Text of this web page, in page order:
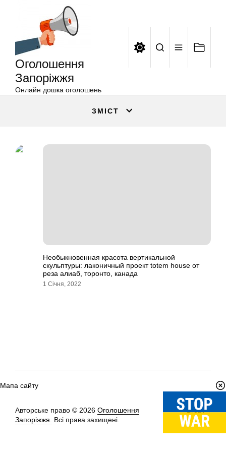
Оголошення
Запоріжжя
Онлайн дошка оголошень
ЗМІСТ
Необыкновенная красота вертикальной
скульптуры: лаконичный проект totem house от
реза алиаб, торонто, канада
1 Січня, 2022
Мапа сайту
Авторське право © 2026 Оголошення
Запоріжжя.
Всі права захищені.
Вгору